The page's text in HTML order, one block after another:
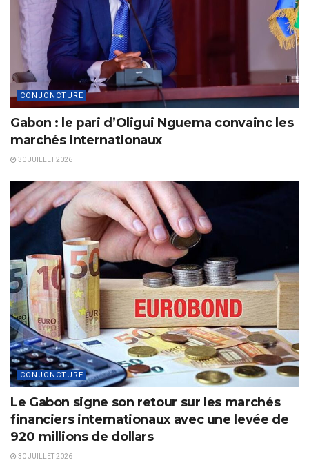
CONJONCTURE
Gabon : le pari d’Oligui Nguema convainc les
marchés internationaux
30 JUILLET 2026
CONJONCTURE
Le Gabon signe son retour sur les marchés
financiers internationaux avec une levée de
920 millions de dollars
30 JUILLET 2026